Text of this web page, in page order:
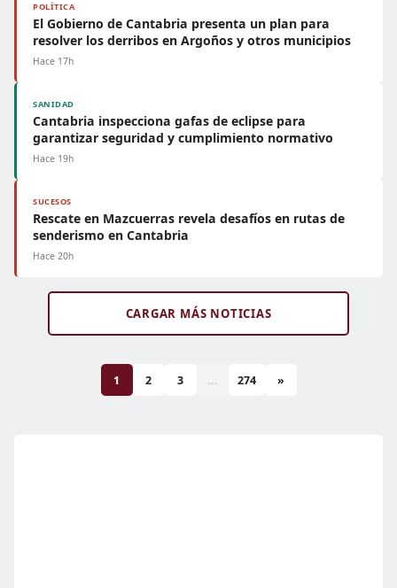
POLÍTICA
El Gobierno de Cantabria presenta un plan para
resolver los derribos en Argoños y otros municipios
Hace 17h
SANIDAD
Cantabria inspecciona gafas de eclipse para
garantizar seguridad y cumplimiento normativo
Hace 19h
SUCESOS
Rescate en Mazcuerras revela desafíos en rutas de
senderismo en Cantabria
Hace 20h
CARGAR MÁS NOTICIAS
1 2 3 ... 274 »